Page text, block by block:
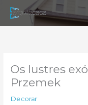
para
Os lustres
Przemek
Decorar